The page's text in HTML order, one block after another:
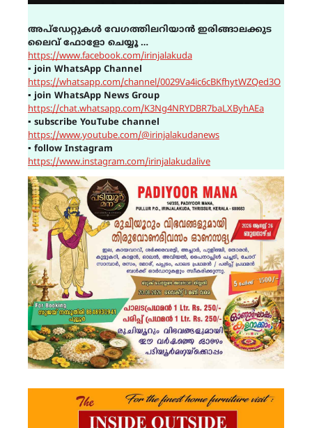
അപ്ഡേറ്റുകൾ വേഗത്തിലറിയാൻ ഇരിങ്ങാലക്കുട
ലൈവ് ഫോളോ ചെയ്യൂ …
https://www.facebook.com/irinjalakuda
▪join WhatsApp Channel
https://whatsapp.com/channel/0029Va4ic6cBKfhytWZQed3O
▪join WhatsApp News Group
https://chat.whatsapp.com/K3Ng4NRYDBR7baLXByhAEa
▪ subscribe YouTube channel
https://www.youtube.com/@irinjalakudanews
▪ follow Instagram
https://www.instagram.com/irinjalakudalive